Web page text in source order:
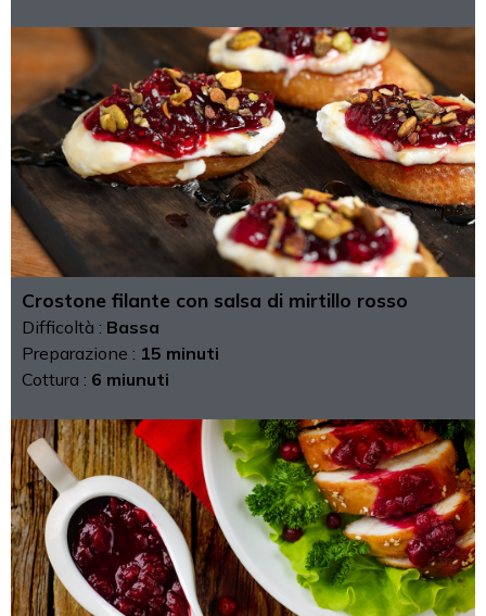
Crostone filante con salsa di mirtillo rosso
Difficoltà : Bassa
Preparazione : 15 minuti
Cottura : 6 miunuti